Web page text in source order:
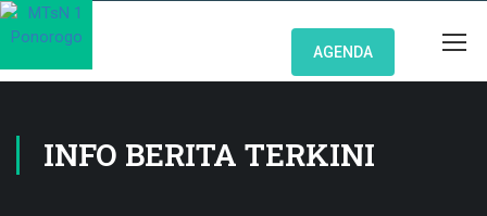
AGENDA
INFO BERITA TERKINI